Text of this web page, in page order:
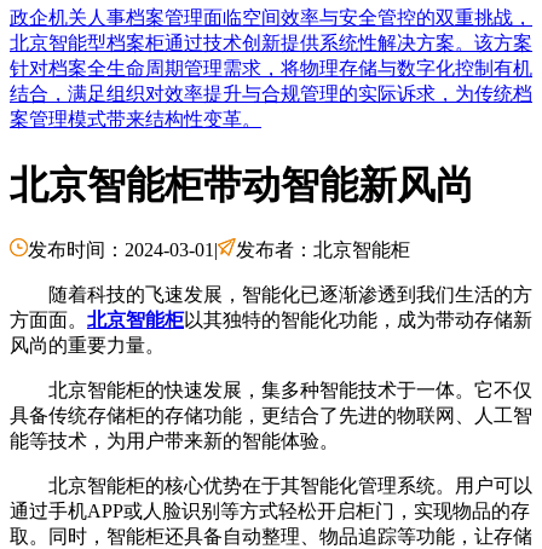
政企机关人事档案管理面临空间效率与安全管控的双重挑战，
北京智能型档案柜通过技术创新提供系统性解决方案。该方案
针对档案全生命周期管理需求，将物理存储与数字化控制有机
结合，满足组织对效率提升与合规管理的实际诉求，为传统档
案管理模式带来结构性变革。
北京智能柜带动智能新风尚
发布时间：2024-03-01 | 发布者：北京智能柜
随着科技的飞速发展，智能化已逐渐渗透到我们生活的方
方面面。 北京智能柜以其独特的智能化功能，成为带动存储新
风尚的重要力量。
北京智能柜的快速发展，集多种智能技术于一体。它不仅
具备传统存储柜的存储功能，更结合了先进的物联网、人工智
能等技术，为用户带来新的智能体验。
北京智能柜的核心优势在于其智能化管理系统。用户可以
通过手机APP或人脸识别等方式轻松开启柜门，实现物品的存
取。同时，智能柜还具备自动整理、物品追踪等功能，让存储